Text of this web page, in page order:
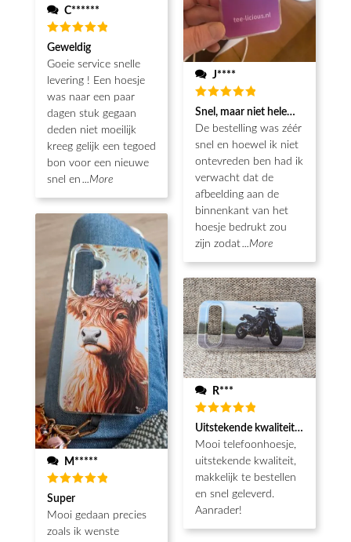
C******
Waardering
5uit 5
Geweldig
Goeie service snelle
levering ! Een hoesje
was naar een paar
dagen stuk gegaan
deden niet moeilijk
kreeg gelijk een tegoed
bon voor een nieuwe
snel en ...More
M*****
Waardering
5 uit 5
Super
Mooi gedaan precies
zoals ik wenste
J****
Waardering
5 uit 5
Snel, maar niet helemaal als
De bestelling was zéér
snel en hoewel ik niet
ontevreden ben had ik
verwacht dat de
afbeelding aan de
binnenkant van het
hoesje bedrukt zou
zijn zodat...More
R***
Waardering
5uit 5
Uitstekende kwaliteit, snel
Mooi telefoonhoesje,
uitstekende kwaliteit,
makkelijk te bestellen
en snel geleverd.
Aanrader!